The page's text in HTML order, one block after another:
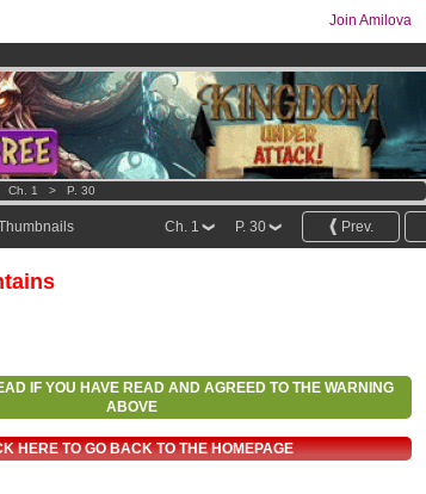
Join Amilova
membership now
.
Ch. 1 > P. 30
Prev.
P. 30
Ch. 1
IF YOU HAVE READ AND AGREED TO THE WARNING
ABOVE
HERE TO GO BACK TO THE HOMEPAGE